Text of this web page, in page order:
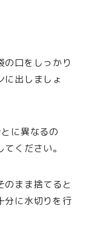
の口をしっかり
に出しましょ
に異なるの
ください。
のまま捨てると
分に水切りを行